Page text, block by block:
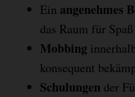
Ein angenehmes
das Raum für
Mobbing
konsequent
Schulungen der